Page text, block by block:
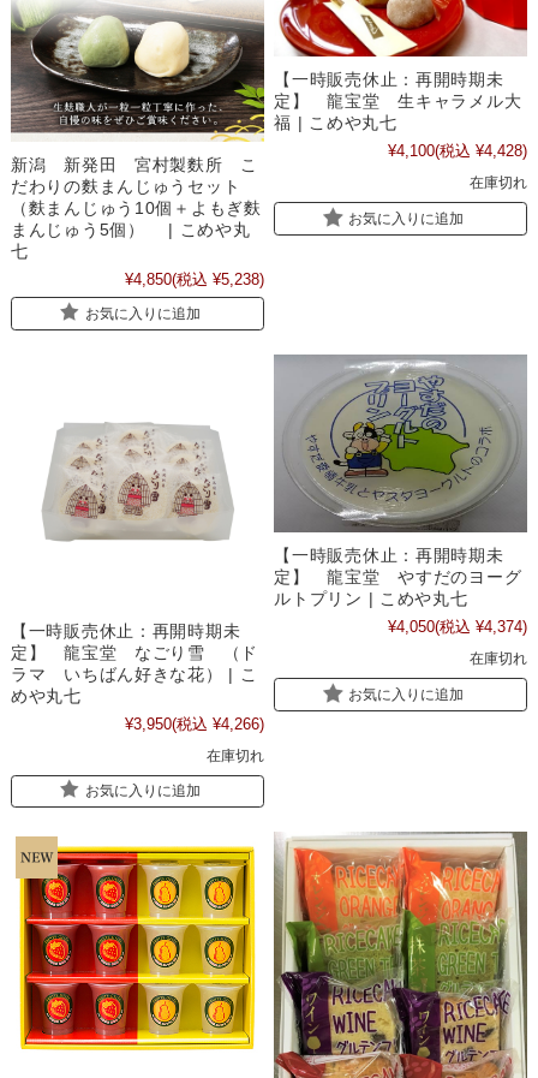
新潟 新発田 宮村製麩所 こ
だわりの麩まんじゅうセット
（麩まんじゅう10個＋よもぎ麩
まんじゅう5個） | こめや丸
七
¥4,850(税込 ¥5,238)
お気に入りに追加
【一時販売休止：再開時期未
定】 龍宝堂 生キャラメル大
福 | こめや丸七
¥4,100(税込 ¥4,428)
在庫切れ
お気に入りに追加
【一時販売休止：再開時期未
定】 龍宝堂 なごり雪 （ド
ラマ いちばん好きな花） | こ
めや丸七
¥3,950(税込 ¥4,266)
在庫切れ
お気に入りに追加
【一時販売休止：再開時期未
定】 龍宝堂 やすだのヨーグ
ルトプリン | こめや丸七
¥4,050(税込 ¥4,374)
在庫切れ
お気に入りに追加